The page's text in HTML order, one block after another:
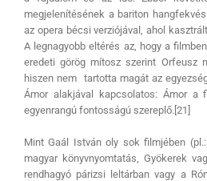
megjelenítésének a bariton
az opera bécsi verziójával, ahol
A legnagyobb eltérés az, hogy a
eredeti görög mítosz szerint Orfeusz
hiszen nem tartotta magát az
Ámor alakjával kapcsolatos: Ámor a
egyenrangú fontosságú szereplő.[21]
Mint Gaál István oly sok filmjében
magyar könyvnyomtatás, Gyökerek
rendhagyó párizsi leltárban vagy a